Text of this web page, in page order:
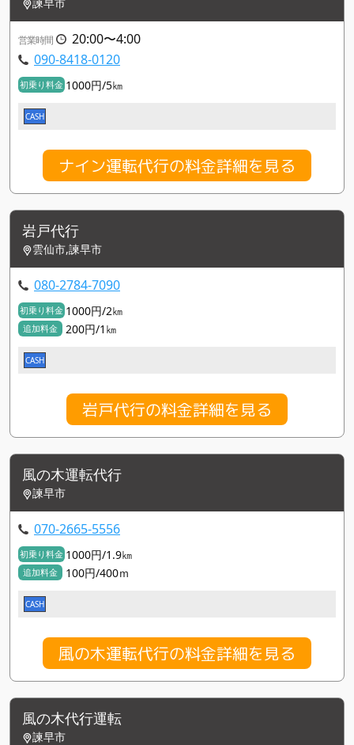
営業時間
20:00〜4:00
090-8418-0120
初乗り料金 1000円/5㎞
CASH
ナイン運転代行の料金詳細を見る
岩戸代行
雲仙市,諫早市
080-2784-7090
初乗り料金 1000円/2㎞
追加料金 200円/1㎞
CASH
岩戸代行の料金詳細を見る
風の木運転代行
諫早市
070-2665-5556
初乗り料金 1000円/1.9㎞
追加料金 100円/400ｍ
CASH
風の木運転代行の料金詳細を見る
風の木代行運転
諫早市